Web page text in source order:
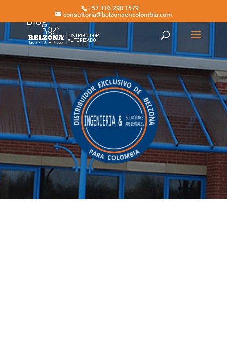
+57 316 290 1579
consultoria@belzonaencolombia.com
Blog